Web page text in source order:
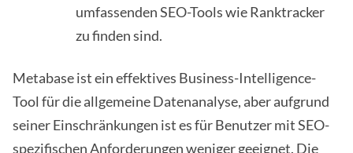
umfassenden SEO-Tools wie Ranktracker
zu finden sind.
Metabase ist ein effektives Business-Intelligence-
Tool für die allgemeine Datenanalyse, aber aufgrund
seiner Einschränkungen ist es für Benutzer mit SEO-
spezifischen Anforderungen weniger geeignet. Die